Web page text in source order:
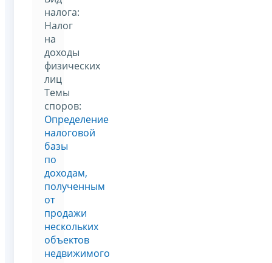
налога:
Налог
на
доходы
физических
лиц
Темы
споров:
Определение
налоговой
базы
по
доходам,
полученным
от
продажи
нескольких
объектов
недвижимого